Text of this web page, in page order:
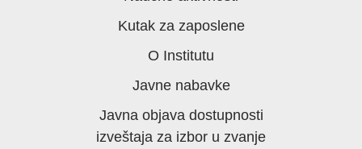
Kutak za zaposlene
O Institutu
Javne nabavke
Javna objava dostupnosti
izveštaja za izbor u zvanje